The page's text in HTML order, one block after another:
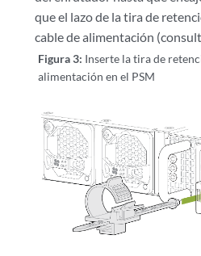
que el lazo de la tira de
cable de alimentación
Figura 3: Inserte la tira de
alimentación en el PSM